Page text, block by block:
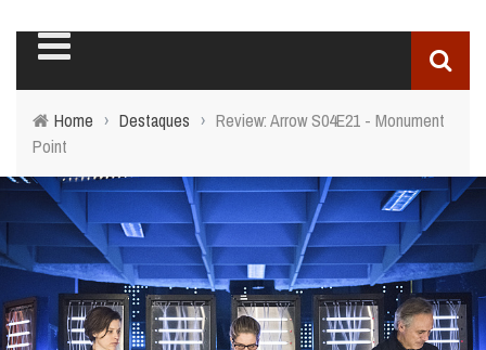
Home › Destaques › Review: Arrow S04E21 - Monument
Point